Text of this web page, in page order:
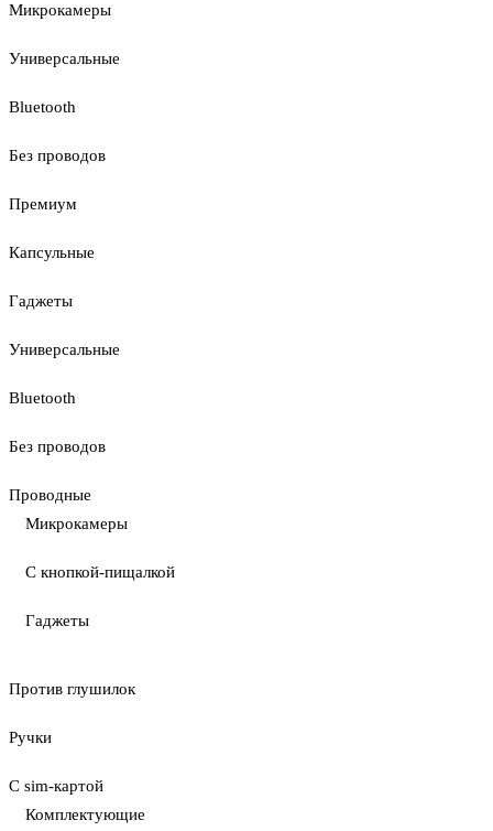
Микрокамеры
Универсальные
Bluetooth
Без проводов
Премиум
Капсульные
Гаджеты
Универсальные
Bluetooth
Без проводов
Проводные
Микрокамеры
С кнопкой-пищалкой
Гаджеты
Против глушилок
Ручки
С sim-картой
Комплектующие